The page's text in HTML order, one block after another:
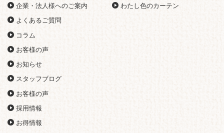
企業・法人様へのご案内
よくあるご質問
コラム
わたし色のカーテン
お客様の声
お知らせ
スタッフブログ
お客様の声
採用情報
お得情報